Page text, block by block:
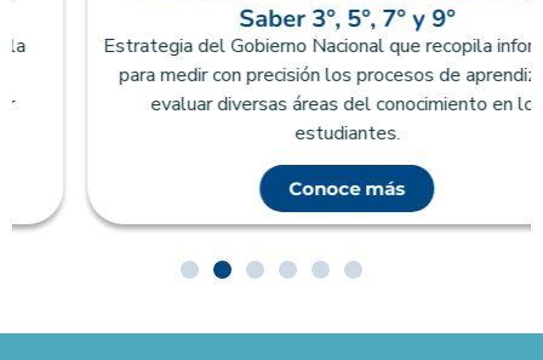
Saber 3°, 5°, 7° y 9°
Estrategia del Gobierno Nacional que recopila información
para medir con precisión los procesos de aprendizaje y
evaluar diversas áreas del conocimiento en los
estudiantes.
Conoce más